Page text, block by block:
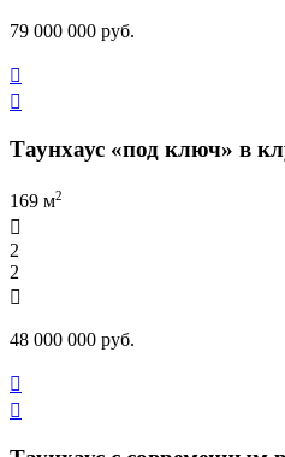
79 000 000 руб.


Таунхаус «под ключ» в
169 м2

2
2

48 000 000 руб.

